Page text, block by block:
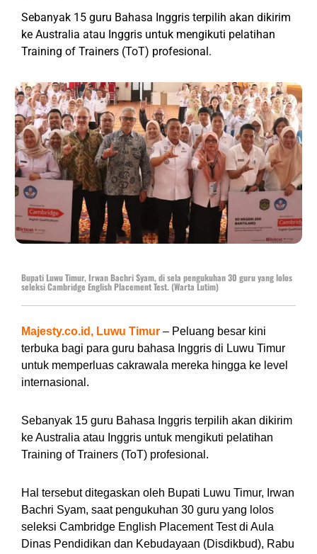
Sebanyak 15 guru Bahasa Inggris terpilih akan dikirim
ke Australia atau Inggris untuk mengikuti pelatihan
Training of Trainers (ToT) profesional.
Bupati Luwu Timur, Irwan Bachri Syam, di sela pengukuhan 30 guru yang lolos
seleksi Cambridge English Placement Test. (Warta Lutim)
Majesty.co.id, Luwu Timur – ‎Peluang besar kini
terbuka bagi para guru bahasa Inggris di Luwu Timur
untuk memperluas cakrawala mereka hingga ke level
internasional.
Sebanyak 15 guru Bahasa Inggris terpilih akan dikirim
ke Australia atau Inggris untuk mengikuti pelatihan
Training of Trainers (ToT) profesional.
‎Hal tersebut ditegaskan oleh Bupati Luwu Timur, Irwan
Bachri Syam, saat pengukuhan 30 guru yang lolos
seleksi Cambridge English Placement Test di Aula
Dinas Pendidikan dan Kebudayaan (Disdikbud), Rabu